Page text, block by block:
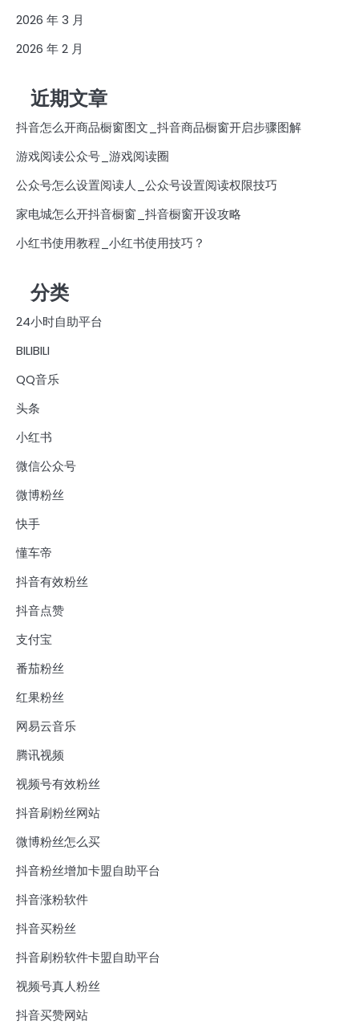
2026 年 3 月
2026 年 2 月
近期文章
抖音怎么开商品橱窗图文_抖音商品橱窗开启步骤图解
游戏阅读公众号_游戏阅读圈
公众号怎么设置阅读人_公众号设置阅读权限技巧
家电城怎么开抖音橱窗_抖音橱窗开设攻略
小红书使用教程_小红书使用技巧？
分类
24小时自助平台
BILIBILI
QQ音乐
头条
小红书
微信公众号
微博粉丝
快手
懂车帝
抖音有效粉丝
抖音点赞
支付宝
番茄粉丝
红果粉丝
网易云音乐
腾讯视频
视频号有效粉丝
抖音刷粉丝网站
微博粉丝怎么买
抖音粉丝增加卡盟自助平台
抖音涨粉软件
抖音买粉丝
抖音刷粉软件卡盟自助平台
视频号真人粉丝
抖音买赞网站